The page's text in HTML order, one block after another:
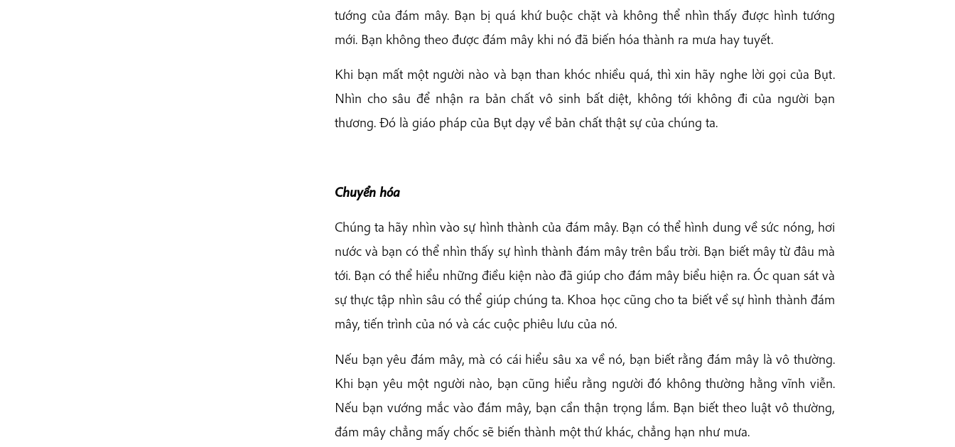
tướng của đám mây. Bạn bị quá khứ buộc chặt và không thể nhìn thấy được hình tướng
mới. Bạn không theo được đám mây khi nó đã biến hóa thành ra mưa hay tuyết.
Khi bạn mất một người nào và bạn than khóc nhiều quá, thì xin hãy nghe lời gọi của Bụt.
Nhìn cho sâu để nhận ra bản chất vô sinh bất diệt, không tới không đi của người bạn
thương. Đó là giáo pháp của Bụt dạy về bản chất thật sự của chúng ta.
Chuyển hóa
Chúng ta hãy nhìn vào sự hình thành của đám mây. Bạn có thể hình dung về sức nóng, hơi
nước và bạn có thể nhìn thấy sự hình thành đám mây trên bầu trời. Bạn biết mây từ đâu mà
tới. Bạn có thể hiểu những điều kiện nào đã giúp cho đám mây biểu hiện ra. Óc quan sát và
sự thực tập nhìn sâu có thể giúp chúng ta. Khoa học cũng cho ta biết về sự hình thành đám
mây, tiến trình của nó và các cuộc phiêu lưu của nó.
Nếu bạn yêu đám mây, mà có cái hiểu sâu xa về nó, bạn biết rằng đám mây là vô thường.
Khi bạn yêu một người nào, bạn cũng hiểu rằng người đó không thường hằng vĩnh viễn.
Nếu bạn vướng mắc vào đám mây, bạn cần thận trọng lắm. Bạn biết theo luật vô thường,
đám mây chẳng mấy chốc sẽ biến thành một thứ khác, chẳng hạn như mưa.